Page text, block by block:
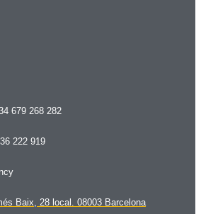
679 268 282
222 919
Baix, 28 local. 08003 Barcelona